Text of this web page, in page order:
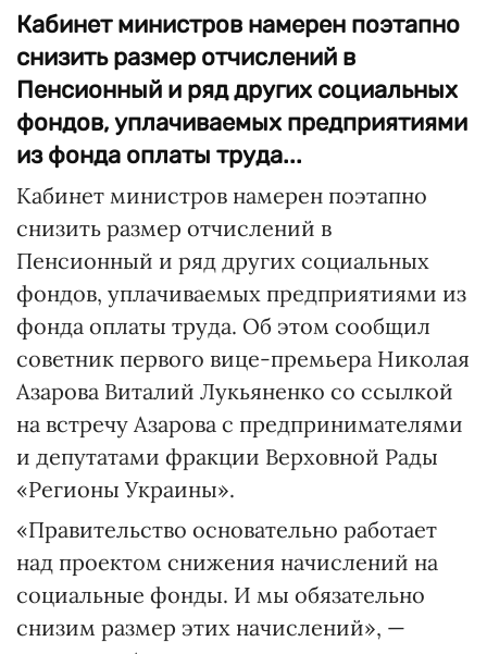
Кабинет министров намерен поэтапно
снизить размер отчислений в
Пенсионный и ряд других социальных
фондов, уплачиваемых предприятиями
из фонда оплаты труда...
Кабинет министров намерен поэтапно
снизить размер отчислений в
Пенсионный и ряд других социальных
фондов, уплачиваемых предприятиями из
фонда оплаты труда. Об этом сообщил
советник первого вице-премьера Николая
Азарова Виталий Лукьяненко со ссылкой
на встречу Азарова с предпринимателями
и депутатами фракции Верховной Рады
«Регионы Украины».
«Правительство основательно работает
над проектом снижения начислений на
социальные фонды. И мы обязательно
снизим размер этих начислений», —